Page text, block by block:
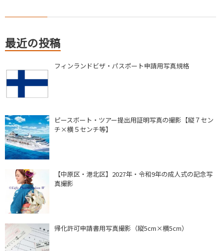
最近の投稿
フィンランドビザ・パスポート申請用写真規格
ピースボート・ツアー提出用証明写真の撮影【縦７セン
チ×横５センチ等】
【中原区・港北区】2027年・令和9年の成人式の記念写
真撮影
帰化許可申請書用写真撮影（縦5cm×横5cm）